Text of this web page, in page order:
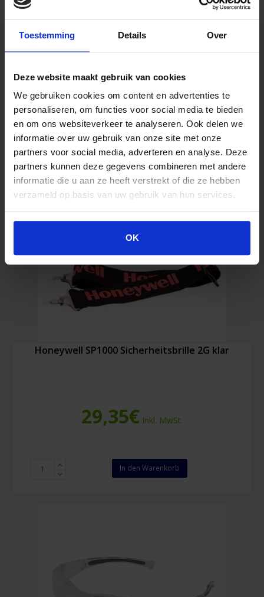
Toestemming Details Over
Deze website maakt gebruik van cookies
We gebruiken cookies om content en advertenties te
personaliseren, om functies voor social media te bieden
en om ons websiteverkeer te analyseren. Ook delen we
informatie over uw gebruik van onze site met onze
partners voor social media, adverteren en analyse. Deze
partners kunnen deze gegevens combineren met andere
informatie die u aan ze heeft verstrekt of die ze hebben
verzameld op basis van uw gebruik van hun services.
OK
Nitrilhandschuhe
blau
Größe
XL,
Box
100
Stück
Menge
Honeywell SP1000 Sicherheitsbrille 2G klar
29,35€ Inkl. MwSt.
Honeywell
In den Warenkorb